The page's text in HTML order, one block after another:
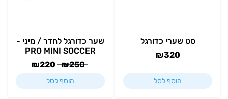
סט שערי כדורגל
₪320
הוסף לסל
שער כדורגל לחדר / מיני -
PRO MINI SOCCER
₪250
₪220
הוסף לסל